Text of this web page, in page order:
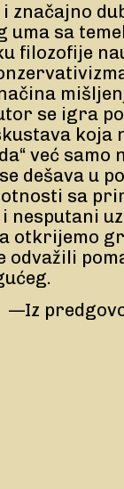
značajno
uma sa
filozofije
se igra
koja
već samo
dešava u
sa
nesputani
otkrijemo
odvažili
—Iz